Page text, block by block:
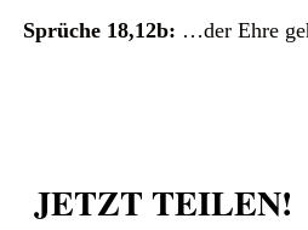
Sprüche 18,12b: …der Ehre
JETZT TEILEN!